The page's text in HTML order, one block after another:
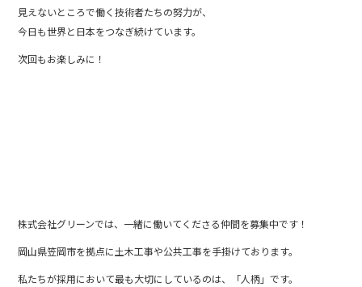
見えないところで働く技術者たちの努力が、
今日も世界と日本をつなぎ続けています。
次回もお楽しみに！
株式会社グリーンでは、一緒に働いてくださる仲間を募集中です！
岡山県笠岡市を拠点に土木工事や公共工事を手掛けております。
私たちが採用において最も大切にしているのは、「人柄」です。